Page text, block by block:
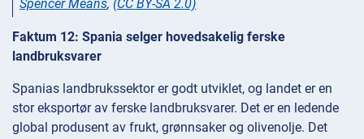
Spencer Means, (CC BY-SA 2.0)
Faktum 12: Spania selger hovedsakelig ferske
landbruksvarer
Spanias landbrukssektor er godt utviklet, og landet er en
stor eksportør av ferske landbruksvarer. Det er en ledende
global produsent av frukt, grønnsaker og olivenolje. Det